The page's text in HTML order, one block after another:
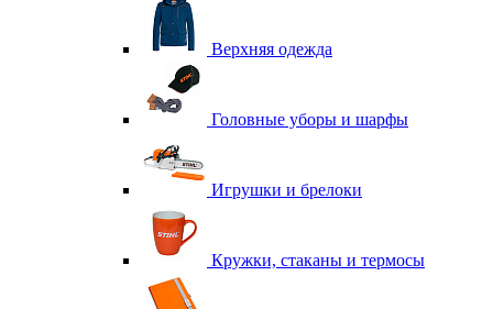
Верхняя одежда
Головные уборы и шарфы
Игрушки и брелоки
Кружки, стаканы и термосы